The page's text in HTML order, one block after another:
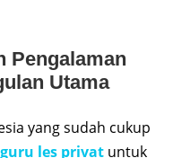
Pengalaman
Utama
yang sudah cukup
guru les privat untuk